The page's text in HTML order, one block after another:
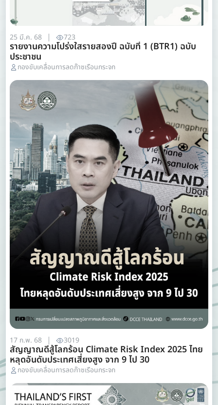
25 มี.ค. 68 723
รายงานความโปร่งใสรายสองปี ฉบับที่ 1 (BTR1) ฉบับ
ประชาชน
กองขับเคลื่อนการลดก๊าซเรือนกระจก
17 ก.พ. 68 3019
สัญญาณดีสู้โลกร้อน Climate Risk Index 2025 ไทย
หลุดอันดับประเทศเสี่ยงสูง จาก 9 ไป 30
กองขับเคลื่อนการลดก๊าซเรือนกระจก